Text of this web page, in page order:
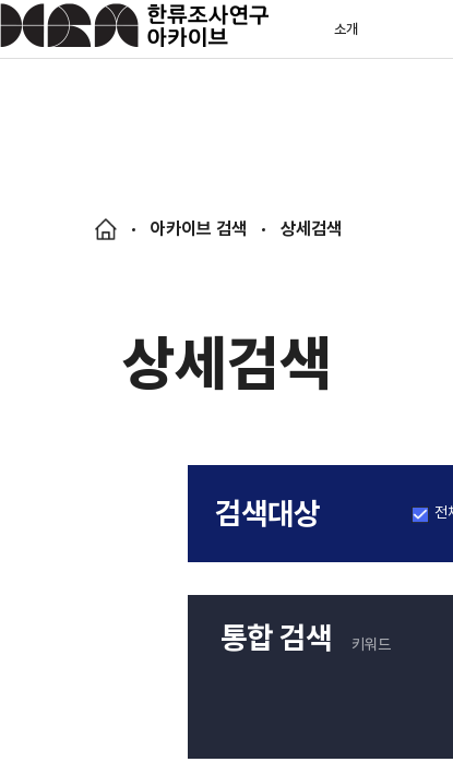
소개
아카이브 검색 상세검색
상세검색
검색대상 전
통합 검색 키워드